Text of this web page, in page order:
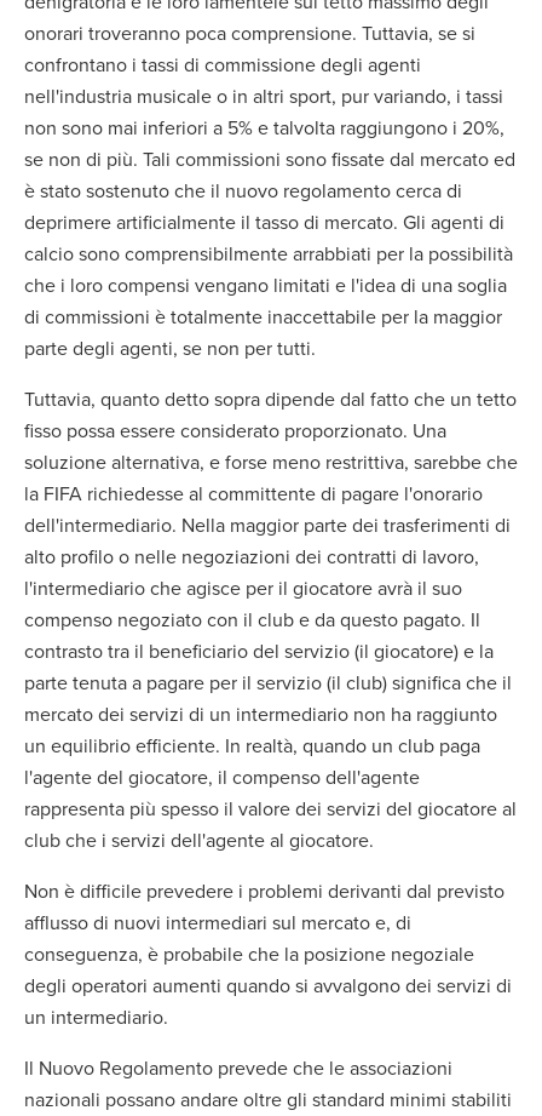
onorari troveranno poca comprensione. Tuttavia, se si
confrontano i tassi di commissione degli agenti
nell'industria musicale o in altri sport, pur variando, i tassi
non sono mai inferiori a 5% e talvolta raggiungono i 20%,
se non di più. Tali commissioni sono fissate dal mercato ed
è stato sostenuto che il nuovo regolamento cerca di
deprimere artificialmente il tasso di mercato. Gli agenti di
calcio sono comprensibilmente arrabbiati per la possibilità
che i loro compensi vengano limitati e l'idea di una soglia
di commissioni è totalmente inaccettabile per la maggior
parte degli agenti, se non per tutti.
Tuttavia, quanto detto sopra dipende dal fatto che un tetto
fisso possa essere considerato proporzionato. Una
soluzione alternativa, e forse meno restrittiva, sarebbe che
la FIFA richiedesse al committente di pagare l'onorario
dell'intermediario. Nella maggior parte dei trasferimenti di
alto profilo o nelle negoziazioni dei contratti di lavoro,
l'intermediario che agisce per il giocatore avrà il suo
compenso negoziato con il club e da questo pagato. Il
contrasto tra il beneficiario del servizio (il giocatore) e la
parte tenuta a pagare per il servizio (il club) significa che il
mercato dei servizi di un intermediario non ha raggiunto
un equilibrio efficiente. In realtà, quando un club paga
l'agente del giocatore, il compenso dell'agente
rappresenta più spesso il valore dei servizi del giocatore al
club che i servizi dell'agente al giocatore.
Non è difficile prevedere i problemi derivanti dal previsto
afflusso di nuovi intermediari sul mercato e, di
conseguenza, è probabile che la posizione negoziale
degli operatori aumenti quando si avvalgono dei servizi di
un intermediario.
Il Nuovo Regolamento prevede che le associazioni
nazionali possano andare oltre gli standard minimi stabiliti